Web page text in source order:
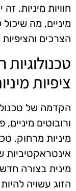
חוויות מיניות.
מיניים, מה
הצרכים
ציפיות
הקדמה של
ורובוטים
מיניות מרחוק.
אינטראקטיביות
מינית בצורה
הזוג עשויה